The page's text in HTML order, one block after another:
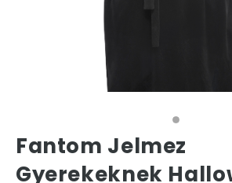
Fantom Jelmez
Gyerekeknek